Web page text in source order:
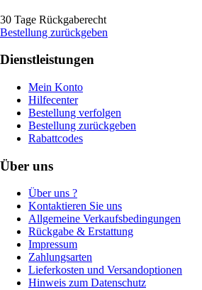
30 Tage Rückgaberecht
Bestellung zurückgeben
Dienstleistungen
Mein Konto
Hilfecenter
Bestellung verfolgen
Bestellung zurückgeben
Rabattcodes
Über uns
Über uns ?
Kontaktieren Sie uns
Allgemeine Verkaufsbedingungen
Rückgabe & Erstattung
Impressum
Zahlungsarten
Lieferkosten und Versandoptionen
Hinweis zum Datenschutz